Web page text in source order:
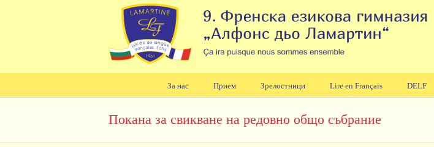
За нас Прием Зрелостници Lire en Français DELF
Навигация
Покана за свикване на редовно общо събрание